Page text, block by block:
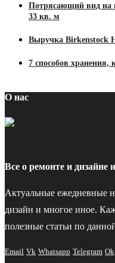
Потрясающий вид на
33 кв. м
Выручка Birkenstock
7 способов хранения,
О нас
Все о ремонте и дизайне
Актуальные ежедневные
дизайн и многое иное.
полезные статьи по
Email Vk Whatsapp Telegram Ok